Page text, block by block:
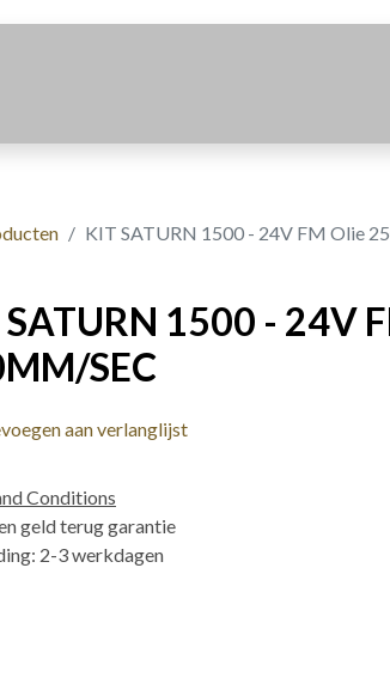
KIT SATURN 1500 - 24V FM Olie
1500 - 24V
SEC
aan verlanglijst
Conditions
geld terug garantie
2-3 werkdagen